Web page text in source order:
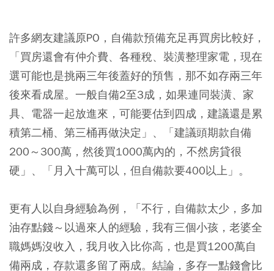
許多網友建議原PO，自備款預備充足再買房比較好，
「買房還會有仲介費、各種稅、裝潢整理家電，現在
選可能也是挑兩三年後蓋好的預售，那不如存兩三年
後來看成屋。一般自備2至3成，如果連同裝潢、家
具、電器一起放進來，可能要估到四成，建議還是累
積第二桶、第三桶再做決定」、「建議頭期款自備
200～300萬，然後買1000萬內的，不然房貸很
硬」、「月入十萬可以，但自備款要400以上」。
更有人以自身經驗為例，「不行，自備款太少，多加
油存點錢～以過來人的經驗，我有三個小孩，老婆全
職媽媽沒收入，我月收入比你高，也是買1200萬自
備兩成，存款還多留了兩成。結論，多存一點錢會比